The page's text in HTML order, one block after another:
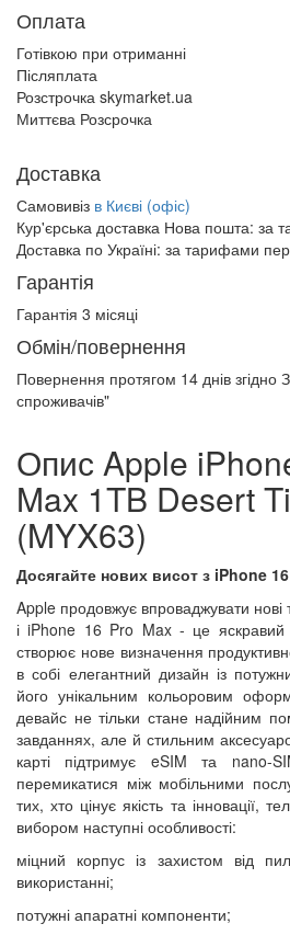
Оплата
Готівкою при отриманні
Післяплата
Розстрочка skymarket.ua
Миттєва Розсрочка
Доставка
Самовивіз в Києві (офіс)
Кур'єрська доставка Нова пошта: за
Доставка по Україні: за тарифами
Гарантія
Гарантія 3 місяці
Обмін/повернення
Повернення протягом 14 днів згідно
спроживачів"
Опис Apple
Max 1TB Desert
(MYX63)
Досягайте нових висот з iPhone
Apple продовжує впроваджувати нові
і iPhone 16 Pro Max - це
створює нове визначення
в собі елегантний дизайн із
його унікальним кольоровим
девайс не тільки стане надійним
завданнях, але й стильним
карті підтримує eSIM та nano-
перемикатися між мобільними
тих, хто цінує якість та інновації,
вибором наступні особливості:
міцний корпус із захистом від
використанні;
потужні апаратні компоненти;